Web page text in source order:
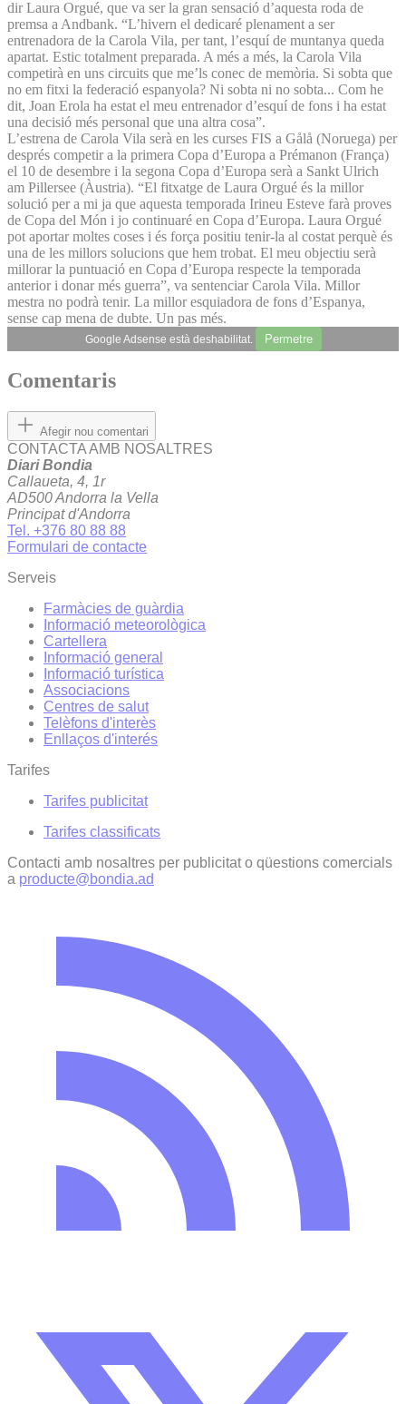
dir Laura Orgué, que va ser la gran sensació d’aquesta roda de
premsa a Andbank. “L’hivern el dedicaré plenament a ser
entrenadora de la Carola Vila, per tant, l’esquí de muntanya queda
apartat. Estic totalment preparada. A més a més, la Carola Vila
competirà en uns circuits que me’ls conec de memòria. Si sobta que
no em fitxi la federació espanyola? Ni sobta ni no sobta... Com he
dit, Joan Erola ha estat el meu entrenador d’esquí de fons i ha estat
una decisió més personal que una altra cosa”.
L’estrena de Carola Vila serà en les curses FIS a Gålå (Noruega) per
després competir a la primera Copa d’Europa a Prémanon (França)
el 10 de desembre i la segona Copa d’Europa serà a Sankt Ulrich
am Pillersee (Àustria). “El fitxatge de Laura Orgué és la millor
solució per a mi ja que aquesta temporada Irineu Esteve farà proves
de Copa del Món i jo continuaré en Copa d’Europa. Laura Orgué
pot aportar moltes coses i és força positiu tenir-la al costat perquè és
una de les millors solucions que hem trobat. El meu objectiu serà
millorar la puntuació en Copa d’Europa respecte la temporada
anterior i donar més guerra”, va sentenciar Carola Vila. Millor
mestra no podrà tenir. La millor esquiadora de fons d’Espanya,
sense cap mena de dubte. Un pas més.
Google Adsense està deshabilitat. Permetre
Comentaris
Afegir nou comentari
CONTACTA AMB NOSALTRES
Diari Bondia
Callaueta, 4, 1r
AD500 Andorra la Vella
Principat d'Andorra
Tel. +376 80 88 88
Formulari de contacte
Serveis
Farmàcies de guàrdia
Informació meteorològica
Cartellera
Informació general
Informació turística
Associacions
Centres de salut
Telèfons d'interès
Enllaços d'interés
Tarifes
Tarifes publicitat
Tarifes classificats
Contacti amb nosaltres per publicitat o qüestions comercials
a producte@bondia.ad